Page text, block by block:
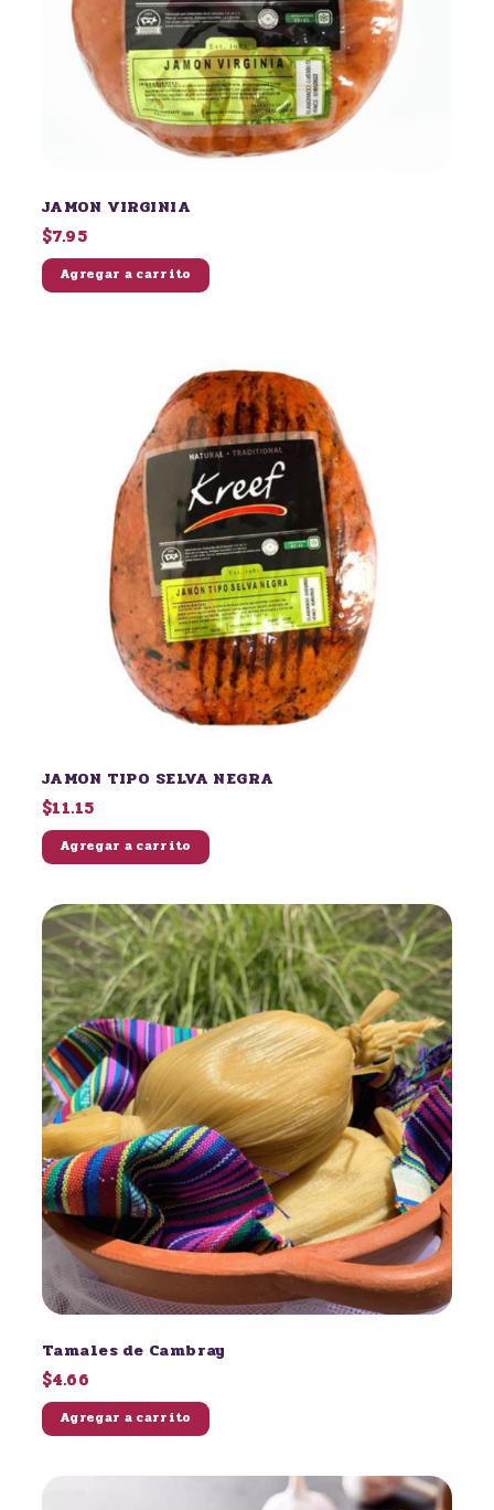
JAMON VIRGINIA
$7.95
Agregar a carrito
JAMON TIPO SELVA NEGRA
$11.15
Agregar a carrito
Tamales de Cambray
$4.66
Agregar a carrito